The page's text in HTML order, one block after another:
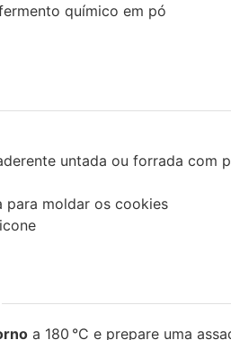
químico em pó
untada ou forrada com
para moldar os cookies
a 180 °C e prepare uma